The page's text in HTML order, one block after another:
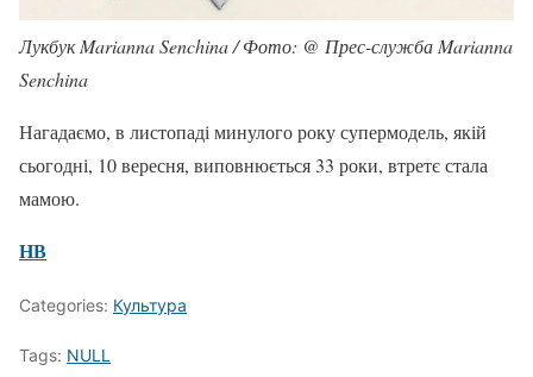
Лукбук Marianna Senchina / Фото: @ Прес-служба Marianna
Senchina
Нагадаємо, в листопаді минулого року супермодель, якій
сьогодні, 10 вересня, виповнюється 33 роки, втретє стала
мамою.
НВ
Categories: Культура
Tags: NULL